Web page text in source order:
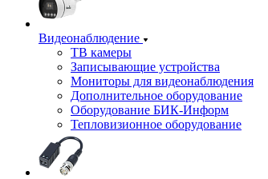
Видеонаблюдение
ТВ камеры
Записывающие устройства
Мониторы для видеонаблюдения
Дополнительное оборудование
Оборудование БИК-Информ
Тепловизионное оборудование